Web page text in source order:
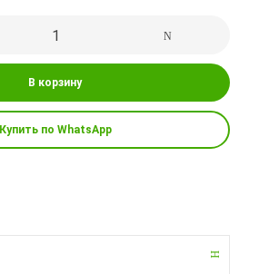
В корзину
Купить по WhatsApp